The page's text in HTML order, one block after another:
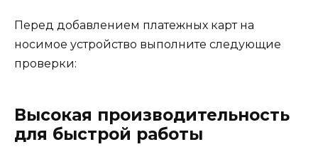
Перед добавлением платежных карт на
носимое устройство выполните следующие
проверки:
Высокая производительность
для быстрой работы